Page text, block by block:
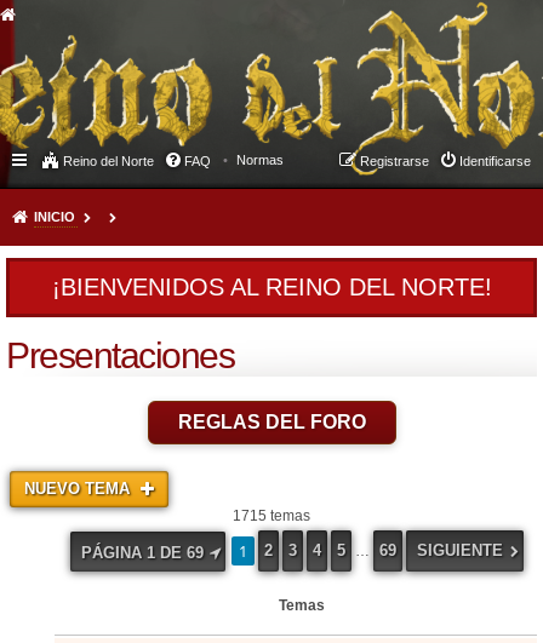
Reino del Norte FAQ Normas Identificarse
Registrarse
INICIO
¡BIENVENIDOS AL REINO DEL NORTE!
Presentaciones
REGLAS DEL FORO
NUEVO TEMA
1715 temas
PÁGINA 1 DE 69 1 2 3 4 5 … 69 SIGUIENTE
Temas